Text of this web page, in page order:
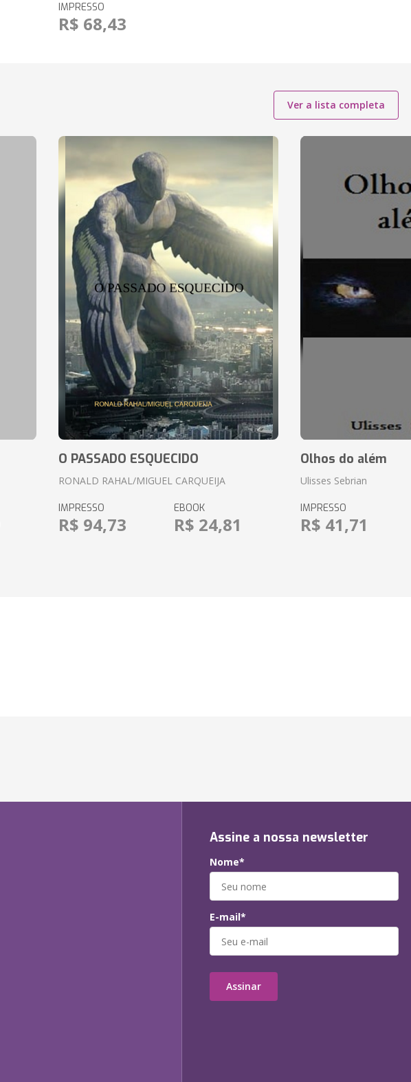
IMPRESSO
R$ 68,43
Ver a lista completa
O PASSADO ESQUECIDO
RONALD RAHAL/MIGUEL CARQUEIJA
IMPRESSO
R$ 94,73
EBOOK
R$ 24,81
Olhos do além
Ulisses Sebrian
IMPRESSO
R$ 41,71
Assine a nossa newsletter
Nome*
E-mail*
Assinar